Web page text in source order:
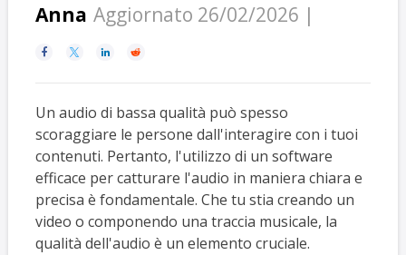
Anna Aggiornato 26/02/2026 |
   
Un audio di bassa qualità può spesso
scoraggiare le persone dall'interagire con i tuoi
contenuti. Pertanto, l'utilizzo di un software
efficace per catturare l'audio in maniera chiara e
precisa è fondamentale. Che tu stia creando un
video o componendo una traccia musicale, la
qualità dell'audio è un elemento cruciale.